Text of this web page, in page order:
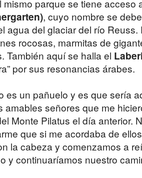
mismo parque se tiene acceso
, cuyo nombre se
agua del glaciar del río
rocosas, marmitas de
También aquí se halla el
por sus resonancias árabes.
es un pañuelo y es que sería
amables señores que me
Monte Pilatus el día anterior.
que si me acordaba de
la cabeza y comenzamos a
y continuaríamos nuestro